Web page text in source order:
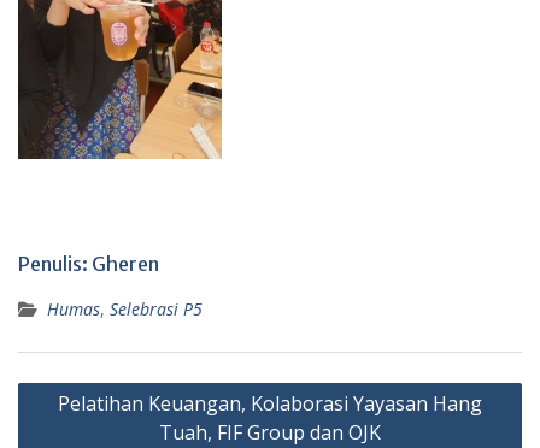
Penulis: Gheren
Humas, Selebrasi P5
Post
Pelatihan Keuangan, Kolaborasi Yayasan Hang
Tuah, FIF Group dan OJK